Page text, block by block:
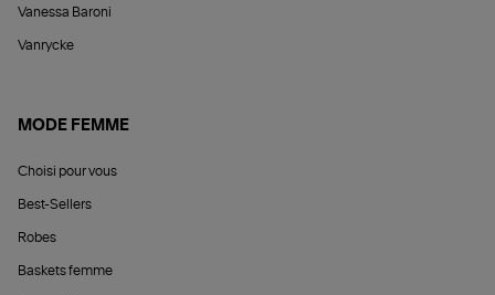
Vanessa Baroni
Vanrycke
MODE FEMME
Choisi pour vous
Best-Sellers
Robes
Baskets femme